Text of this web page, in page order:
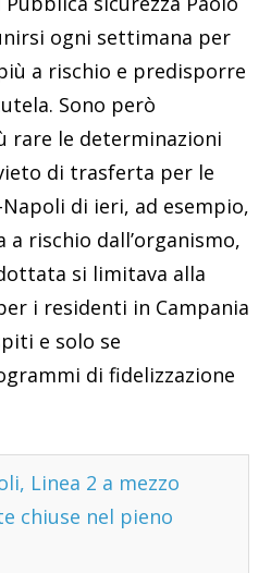
ogni settimana per
a rischio e predisporre
Sono però
rare le determinazioni
di trasferta per le
di ieri, ad esempio,
rischio dall’organismo,
si limitava alla
i residenti in Campania
e solo se
di fidelizzazione
Linea 2 a mezzo
chiuse nel pieno